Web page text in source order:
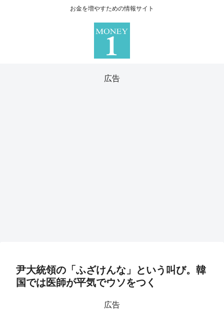
お金を増やすための情報サイト
広告
尹大統領の「ふざけんな」という叫び。韓
国では医師が平気でウソをつく
広告